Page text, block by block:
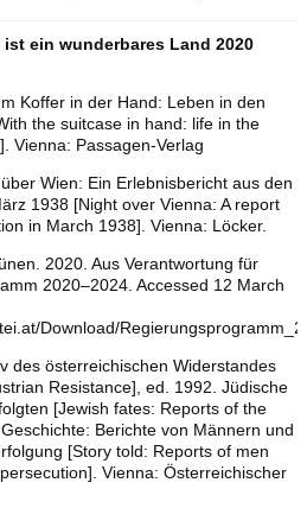
ein wunderbares Land 2020
Koffer in der Hand: Leben in den
the suitcase in hand: life in the
Vienna: Passagen-Verlag
Wien: Ein Erlebnisbericht aus den
1938 [Night over Vienna: A report
in March 1938]. Vienna: Löcker.
2020. Aus Verantwortung für
2020–2024. Accessed 12 March
Download/
des österreichischen Widerstandes
Resistance], ed. 1992. Jüdische
[Jewish fates: Reports of the
Berichte von Männern und
[Story told: Reports of men
Vienna: Österreichischer